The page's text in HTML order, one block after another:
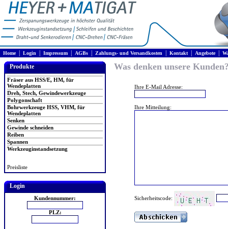
Home| Login Impressum AGBs Zahlungs- und Versandkosten Kontakt| Angebote|
Produkte
Fräser aus HSS/E, HM, für
Wendeplatten
Dreh, Stech, Gewindewerkzeuge
Polygonschaft
Bohrwerkzeuge HSS, VHM, für
Wendeplatten
Senken
Gewinde schneiden
Reiben
Spannen
Werkzeuginstandsetzung
Preisliste
Login
Kundennummer:
PLZ:
Was denken unsere
Ihre E-Mail Adresse:
Ihre Mitteilung:
Sicherheitscode: